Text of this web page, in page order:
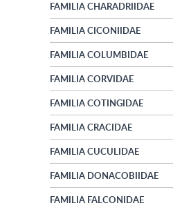
FAMILIA CHARADRIIDAE
FAMILIA CICONIIDAE
FAMILIA COLUMBIDAE
FAMILIA CORVIDAE
FAMILIA COTINGIDAE
FAMILIA CRACIDAE
FAMILIA CUCULIDAE
FAMILIA DONACOBIIDAE
FAMILIA FALCONIDAE